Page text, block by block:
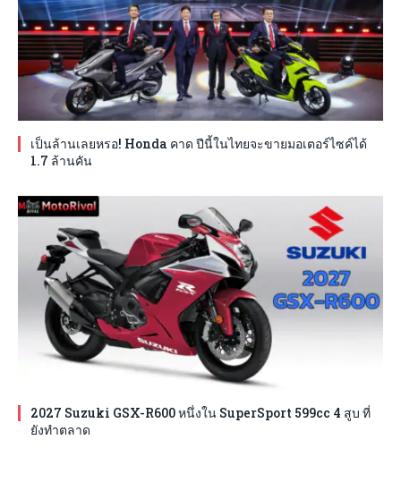
เป็นล้านเลยหรอ! Honda คาด ปีนี้ในไทยจะขายมอเตอร์ไซค์ได้
1.7 ล้านคัน
2027 Suzuki GSX-R600 หนึ่งใน SuperSport 599cc 4 สูบ ที่
ยังทำตลาด